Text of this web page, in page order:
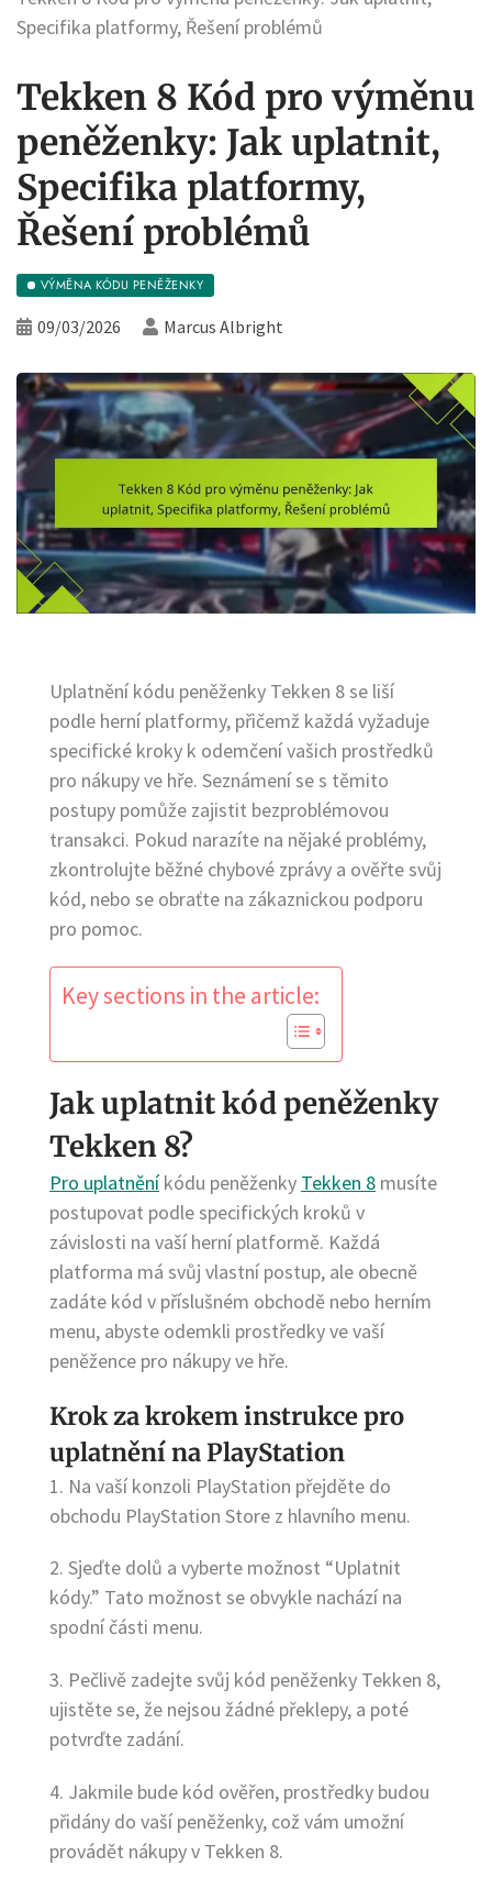
Specifika platformy, Řešení problémů
Tekken 8 Kód pro výměnu
peněženky: Jak uplatnit,
Specifika platformy,
Řešení problémů
VÝMĚNA KÓDU PENĚŽENKY
09/03/2026 Marcus Albright
Uplatnění kódu peněženky Tekken 8 se liší
podle herní platformy, přičemž každá vyžaduje
specifické kroky k odemčení vašich prostředků
pro nákupy ve hře. Seznámení se s těmito
postupy pomůže zajistit bezproblémovou
transakci. Pokud narazíte na nějaké problémy,
zkontrolujte běžné chybové zprávy a ověřte svůj
kód, nebo se obraťte na zákaznickou podporu
pro pomoc.
Key sections in the article:
Jak uplatnit kód peněženky
Tekken 8?
Pro uplatněníkódu peněženky Tekken 8 musíte
postupovat podle specifických kroků v
závislosti na vaší herní platformě. Každá
platforma má svůj vlastní postup, ale obecně
zadáte kód v příslušném obchodě nebo herním
menu, abyste odemkli prostředky ve vaší
peněžence pro nákupy ve hře.
Krok za krokem instrukce pro
uplatnění na PlayStation
1. Na vaší konzoli PlayStation přejděte do
obchodu PlayStation Store z hlavního menu.
2. Sjeďte dolů a vyberte možnost “Uplatnit
kódy.” Tato možnost se obvykle nachází na
spodní části menu.
3. Pečlivě zadejte svůj kód peněženky Tekken 8,
ujistěte se, že nejsou žádné překlepy, a poté
potvrďte zadání.
4. Jakmile bude kód ověřen, prostředky budou
přidány do vaší peněženky, což vám umožní
provádět nákupy v Tekken 8.